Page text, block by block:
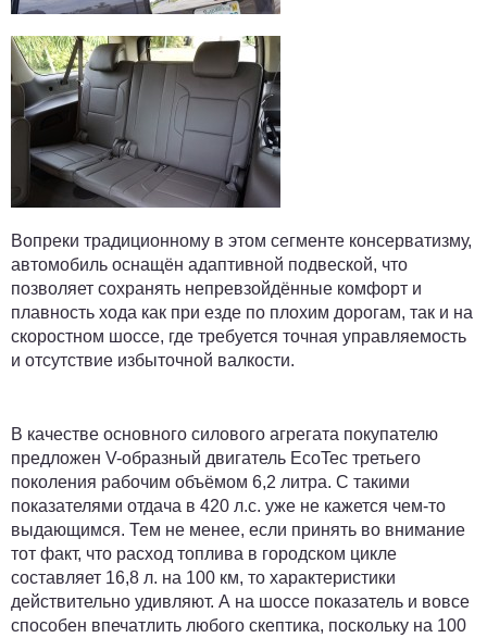
Вопреки традиционному в этом сегменте консерватизму,
автомобиль оснащён адаптивной подвеской, что
позволяет сохранять непревзойдённые комфорт и
плавность хода как при езде по плохим дорогам, так и на
скоростном шоссе, где требуется точная управляемость
и отсутствие избыточной валкости.
В качестве основного силового агрегата покупателю
предложен V-образный двигатель EcoTec третьего
поколения рабочим объёмом 6,2 литра. С такими
показателями отдача в 420 л.с. уже не кажется чем-то
выдающимся. Тем не менее, если принять во внимание
тот факт, что расход топлива в городском цикле
составляет 16,8 л. на 100 км, то характеристики
действительно удивляют. А на шоссе показатель и вовсе
способен впечатлить любого скептика, поскольку на 100